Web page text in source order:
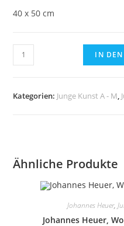
40 x 50 cm
Jungfrau
Johanna
Komposition
Leinwand,
IN DEN
Kategorien: Junge Kunst A - M,
Ähnliche Produkte
Johannes Heuer,
Johannes Heuer,